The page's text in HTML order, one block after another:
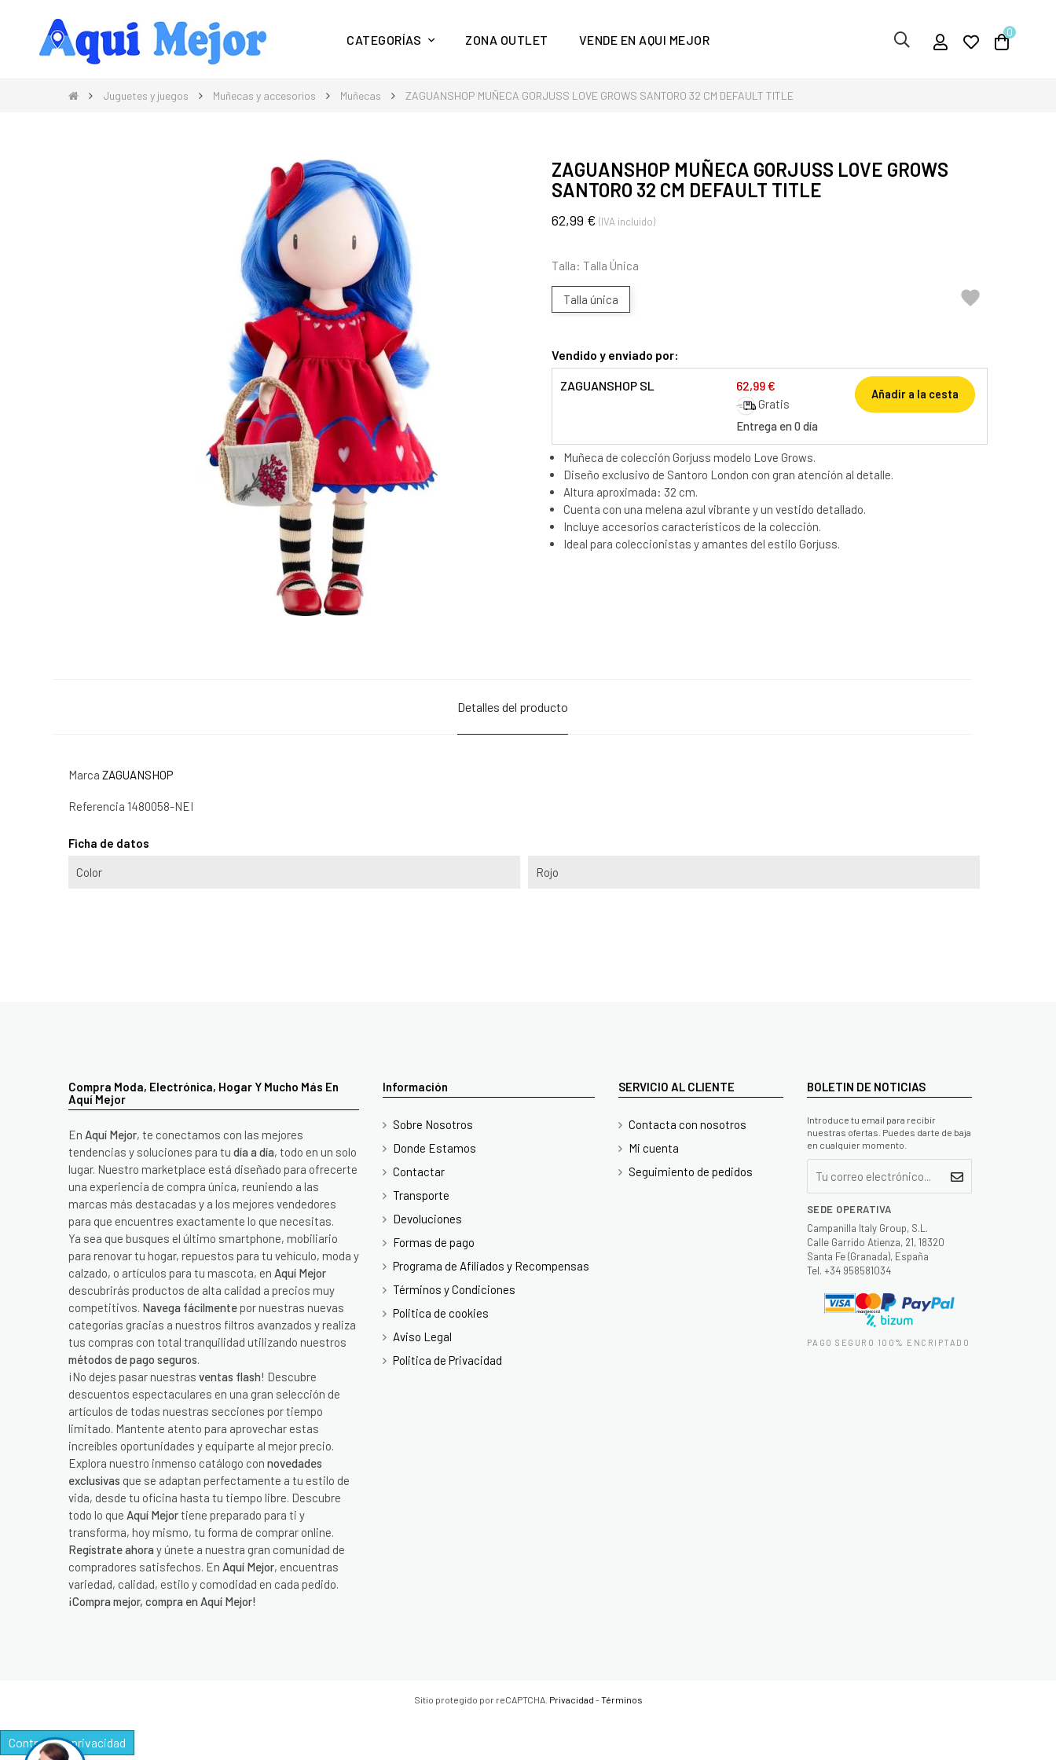
Compra Moda, Electrónica, Hogar y mucho más en Aquí Mejor
CATEGORÍAS ZONA OUTLET VENDE EN AQUI MEJOR 0
Juguetes y juegos Muñecas y accesorios Muñecas ZAGUANSHOP MUÑECA GORJUSS LOVE GROWS SANTORO 32 CM DEFAULT TITLE
ZAGUANSHOP MUÑECA GORJUSS LOVE GROWS
SANTORO 32 CM DEFAULT TITLE
62,99 € (IVA incluido)
Talla: Talla Única
Talla única 
Vendido y enviado por:
ZAGUANSHOP SL 62,99 €
Gratis
Entrega en 0 día
Añadir a la cesta
Muñeca de colección Gorjuss modelo Love Grows.
Diseño exclusivo de Santoro London con gran atención al detalle.
Altura aproximada: 32 cm.
Cuenta con una melena azul vibrante y un vestido detallado.
Incluye accesorios característicos de la colección.
Ideal para coleccionistas y amantes del estilo Gorjuss.
Detalles del producto
Marca ZAGUANSHOP
Referencia 1480058-NEI
Ficha de datos
Color Rojo
Compra Moda, Electrónica, Hogar Y Mucho Más En
Aquí Mejor
En Aquí Mejor, te conectamos con las mejores
tendencias y soluciones para tu día a día, todo en un solo
lugar. Nuestro marketplace está diseñado para ofrecerte
una experiencia de compra única, reuniendo a las
marcas más destacadas y a los mejores vendedores
para que encuentres exactamente lo que necesitas.
Ya sea que busques el último smartphone, mobiliario
para renovar tu hogar, repuestos para tu vehículo, moda y
calzado, o artículos para tu mascota, en Aquí Mejor
descubrirás productos de alta calidad a precios muy
competitivos. Navega fácilmente por nuestras nuevas
categorías gracias a nuestros filtros avanzados y realiza
tus compras con total tranquilidad utilizando nuestros
métodos de pago seguros.
¡No dejes pasar nuestras ventas flash! Descubre
descuentos espectaculares en una gran selección de
artículos de todas nuestras secciones por tiempo
limitado. Mantente atento para aprovechar estas
increíbles oportunidades y equiparte al mejor precio.
Explora nuestro inmenso catálogo con novedades
exclusivas que se adaptan perfectamente a tu estilo de
vida, desde tu oficina hasta tu tiempo libre. Descubre
todo lo que Aquí Mejortiene preparado para ti y
transforma, hoy mismo, tu forma de comprar online.
Regístrate ahora y únete a nuestra gran comunidad de
compradores satisfechos. En Aquí Mejor, encuentras
variedad, calidad, estilo y comodidad en cada pedido.
¡Compra mejor, compra en Aquí Mejor!
Información
Sobre Nosotros
Donde Estamos
Contactar
Transporte
Devoluciones
Formas de pago
Programa de Afiliados y Recompensas
Términos y Condiciones
Politica de cookies
Aviso Legal
Politica de Privacidad
SERVICIO AL CLIENTE
Contacta con nosotros
Mi cuenta
Seguimiento de pedidos
BOLETIN DE NOTICIAS
Introduce tu email para recibir
nuestras ofertas. Puedes darte de baja
en cualquier momento.
SEDE OPERATIVA
Campanilla Italy Group, S.L.
Calle Garrido Atienza, 21, 18320
Santa Fe (Granada), España
Tel. +34 958581034
PAGO SEGURO 100% ENCRIPTADO
Sitio protegido por reCAPTCHA. Privacidad -Términos
Controle su privacidad